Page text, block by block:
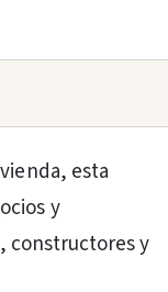
esta
y
constructores y